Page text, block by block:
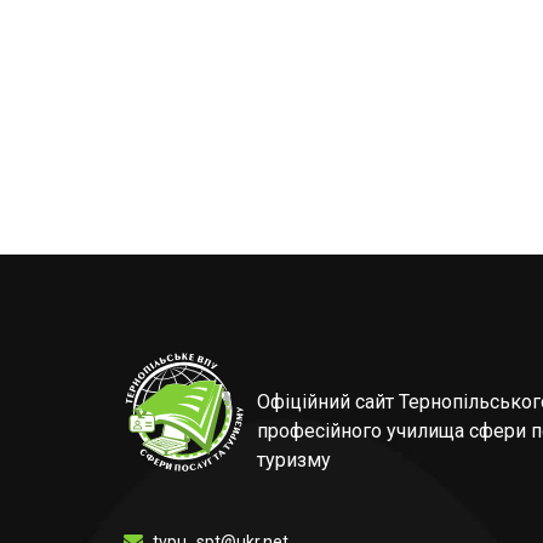
Офіційний сайт
професійного училища сфери
туризму